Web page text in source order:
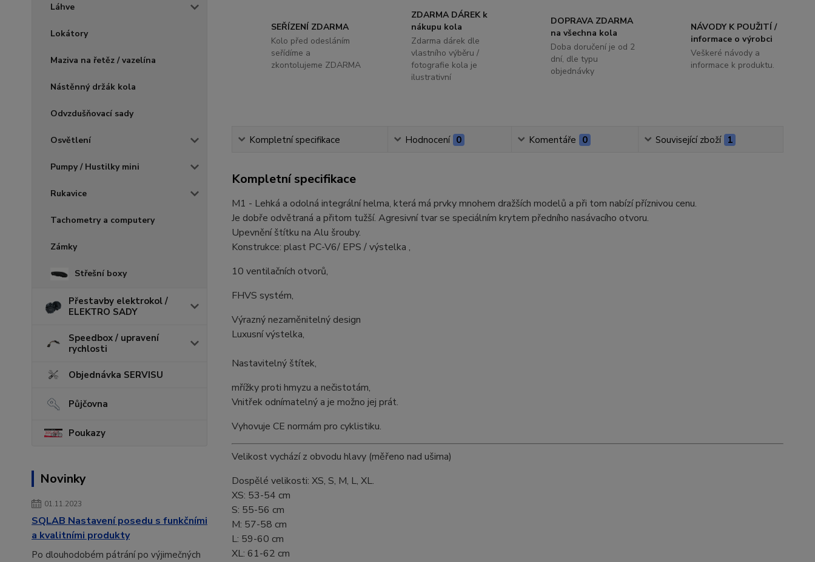
Láhve
Lokátory
Maziva na řetěz / vazelína
Nástěnný držák kola
Odvzdušňovací sady
Osvětlení
Pumpy / Hustilky mini
Rukavice
Tachometry a computery
Zámky
Střešní boxy
Přestavby elektrokol /
ELEKTRO SADY
Speedbox / upravení
rychlosti
Objednávka SERVISU
Půjčovna
Poukazy
Novinky
01.11.2023
SQLAB Nastavení posedu s funkčními
a kvalitními produkty
Po dlouhodobém pátrání po výjimečných
SEŘÍZENÍ ZDARMA
Kolo před odesláním
seřídíme a
zkontolujeme ZDARMA
ZDARMA DÁREK k
nákupu kola
Zdarma dárek dle
vlastního výběru /
fotografie kola je
ilustrativní
DOPRAVA ZDARMA
na všechna kola
Doba doručení je od 2
dní, dle typu
objednávky
NÁVODY K POUŽITÍ /
informace o výrobci
Veškeré návody a
informace k produktu.
Kompletní specifikace Hodnocení 0 Komentáře 0 Související zboží 1
Kompletní specifikace
M1 - Lehká a odolná integrální helma, která má prvky mnohem dražších modelů a při tom nabízí příznivou cenu.
Je dobře odvětraná a přitom tužší. Agresivní tvar se speciálním krytem předního nasávacího otvoru.
Upevnění štítku na Alu šrouby.
Konstrukce: plast PC-V6/ EPS / výstelka ,
10 ventilačních otvorů,
FHVS systém,
Výrazný nezaměnitelný design
Luxusní výstelka,
Nastavitelný štítek,
mřížky proti hmyzu a nečistotám,
Vnitřek odnímatelný a je možno jej prát.
Vyhovuje CE normám pro cyklistiku.
Velikost vychází z obvodu hlavy (měřeno nad ušima)
Dospělé velikosti: XS, S, M, L, XL.
XS: 53-54 cm
S: 55-56 cm
M: 57-58 cm
L: 59-60 cm
XL: 61-62 cm